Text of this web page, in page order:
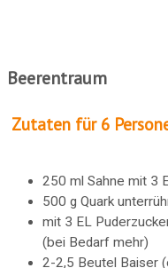
Beerentraum
Zutaten für 6
250 ml Sahne mit 3
500 g Quark
mit 3 EL
(bei Bedarf mehr)
2-2,5 Beutel Baiser